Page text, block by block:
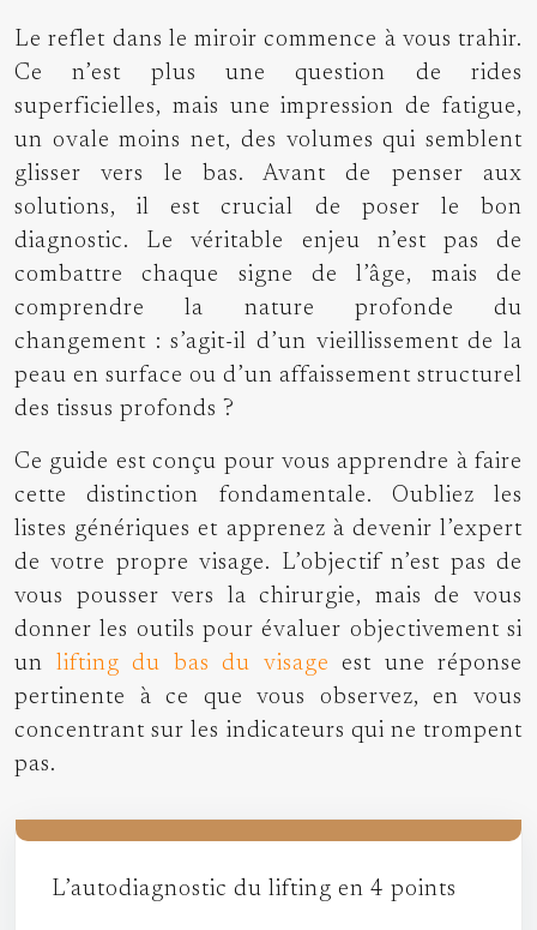
Le reflet dans le miroir commence à vous trahir.
Ce n’est plus une question de rides
superficielles, mais une impression de fatigue,
un ovale moins net, des volumes qui semblent
glisser vers le bas. Avant de penser aux
solutions, il est crucial de poser le bon
diagnostic. Le véritable enjeu n’est pas de
combattre chaque signe de l’âge, mais de
comprendre la nature profonde du
changement : s’agit-il d’un vieillissement de la
peau en surface ou d’un affaissement structurel
des tissus profonds ?
Ce guide est conçu pour vous apprendre à faire
cette distinction fondamentale. Oubliez les
listes génériques et apprenez à devenir l’expert
de votre propre visage. L’objectif n’est pas de
vous pousser vers la chirurgie, mais de vous
donner les outils pour évaluer objectivement si
un lifting du bas du visage est une réponse
pertinente à ce que vous observez, en vous
concentrant sur les indicateurs qui ne trompent
pas.
L’autodiagnostic du lifting en 4 points